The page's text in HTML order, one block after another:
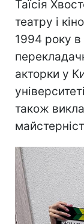
Таїсія
театру і
1994 року
акторки у
також